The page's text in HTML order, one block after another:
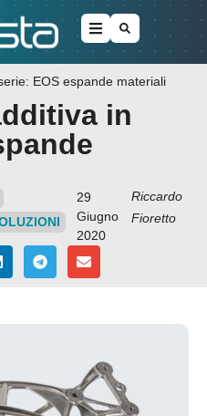
EOS espande materiali
in
29
Giugno
2020
Riccardo
Fioretto